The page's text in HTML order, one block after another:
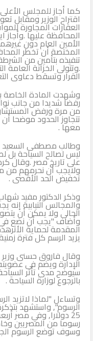
كما أجاز للمجلس الأعلى
اقتراح الوزير ومقابل
العقارات المجاورة
المحافظة عليها .وأجاز
الأمين العام دون
المختصة أن تخطر
تنفيذه بتأمين من
.وتتولى الخزانة
القرار وتسقط دعاوى
وشهدت المادة الخاصة
رفضا شديدا من جانب
من مرة ورفض
تتجاوز الحدود موضحا
معها .
وطالب مصطفى السعيد
ليس لصالح السياحة بل
على تاريخ مصر .وقال
ولايجب أن نحرمهم من
تخفيض الحد الأقصى .
وذكر الدكتور مفيد
والمجالس النيابية إنه
الحالى ولا يمكن أن
وأضاف "يجب أن نضع فى
المقدمة لحماية
يزيد الرسم كل فترة
وقال فاروق حسنى وزير
الإدارة ويضم فى
سيوضح مدى تأثر
بالرجوع لوزارة السياحة .
وتساءل "لماذا لاتزيد
الرسوم", واستشهد
25 دولارا, وفي مصر
رسوما من المصريين
وسوف توضع الرسوم